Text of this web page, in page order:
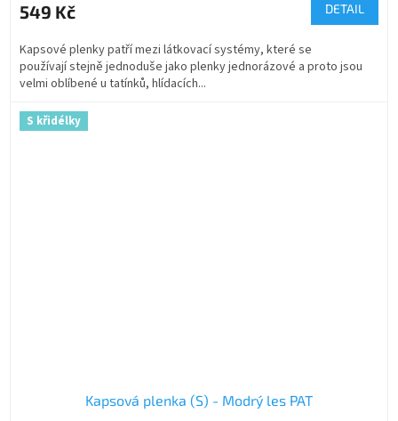
549 Kč DETAIL
Kapsové plenky patří mezi látkovací systémy, které se
používají stejně jednoduše jako plenky jednorázové a proto jsou
velmi oblíbené u tatínků, hlídacích...
S křidélky
Kapsová plenka (S) - Modrý les PAT